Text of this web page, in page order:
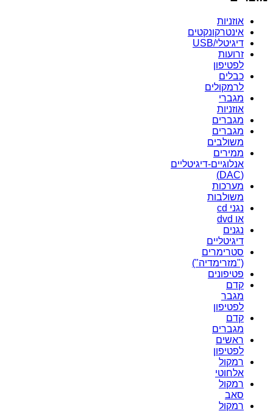
אוזניות
אינטרקונקטים
דיגיטלי/USB
זרועות
לפטיפון
כבלים
לרמקולים
מגברי
אוזניות
מגברים
מגברים
משולבים
ממירים
אנלוגיים-דיגיטליים
(DAC)
מערכות
משולבות
נגני cd
או dvd
נגנים
דיגיטליים
סטרימרים
("מזרימדיה")
פטיפונים
קדם
מגבר
לפטיפון
קדם
מגברים
ראשים
לפטיפון
רמקול
אלחוטי
רמקול
סאב
רמקול